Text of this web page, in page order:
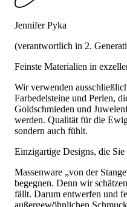
Jennifer Pyka
(verantwortlich in 2.
Feinste Materialien in
Wir verwenden
Farbedelsteine und Perlen,
Goldschmieden und
werden. Qualität für die
sondern auch fühlt.
Einzigartige Designs, die
Massenware „von der
begegnen. Denn wir
fällt. Darum entwerfen und
außergewöhnlichen